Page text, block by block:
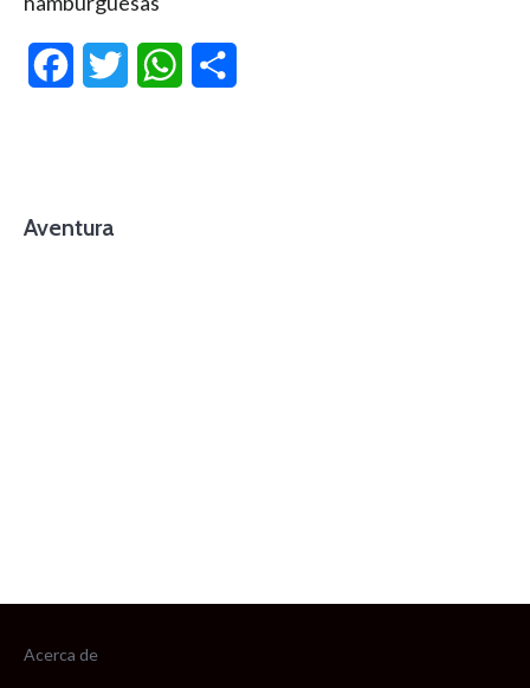
FacebookTwitter WhatsApp
Aventura
Acerca de